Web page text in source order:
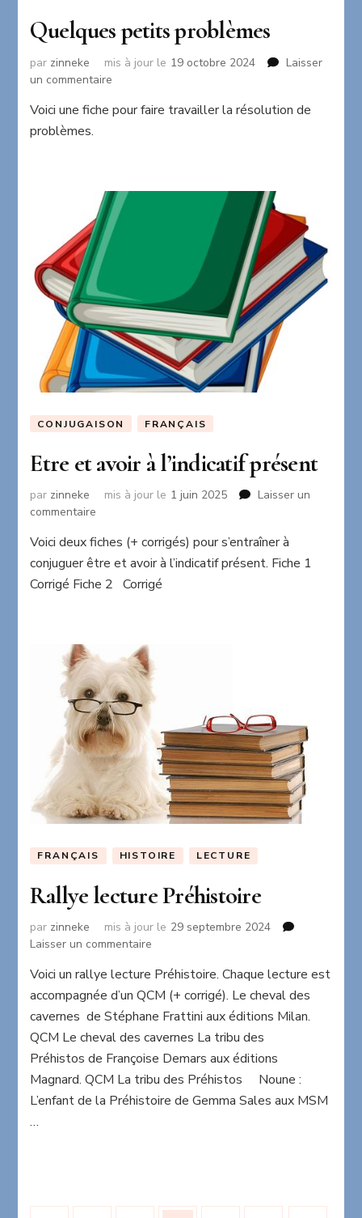
Quelques petits problèmes
par zinneke mis à jour le 19 octobre 2024
Laisser
un commentaire
petits
Voici une fiche pour faire travailler la résolution de
problèmes.
CONJUGAISON FRANÇAIS
Etre et avoir à l’indicatif présent
par zinneke mis à jour le 1 juin 2025
Laisser un
commentaire
et
avoir
à
Voici deux fiches (+ corrigés) pour s’entraîner à
conjuguer être et avoir à l’indicatif présent. Fiche 1
Corrigé Fiche 2 Corrigé
FRANÇAIS HISTOIRE LECTURE
Rallye lecture Préhistoire
par zinneke mis à jour le 29 septembre 2024
Laisser un commentaire
lecture
Préhistoire
Voici un rallye lecture Préhistoire. Chaque lecture est
accompagnée d’un QCM (+ corrigé). Le cheval des
cavernes de Stéphane Frattini aux éditions Milan.
QCM Le cheval des cavernes La tribu des
Préhistos de Françoise Demars aux éditions
Magnard. QCM La tribu des Préhistos Noune :
L’enfant de la Préhistoire de Gemma Sales aux MSM
…